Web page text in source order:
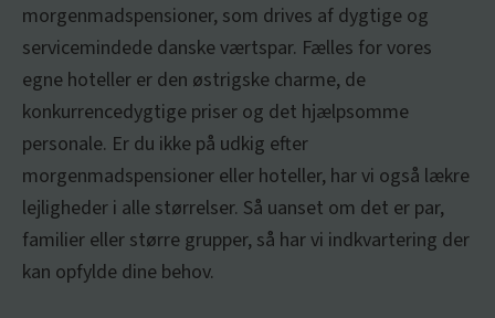
morgenmadspensioner, som drives af dygtige og
servicemindede danske værtspar. Fælles for vores
egne hoteller er den østrigske charme, de
konkurrencedygtige priser og det hjælpsomme
personale. Er du ikke på udkig efter
morgenmadspensioner eller hoteller, har vi også lækre
lejligheder i alle størrelser. Så uanset om det er par,
familier eller større grupper, så har vi indkvartering der
kan opfylde dine behov.